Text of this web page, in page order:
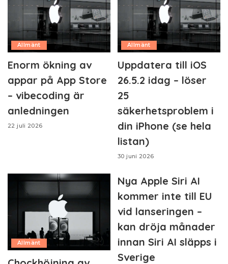
Allmänt
Enorm ökning av
appar på App Store
– vibecoding är
anledningen
22 juli 2026
Allmänt
Uppdatera till iOS
26.5.2 idag – löser
25
säkerhetsproblem i
din iPhone (se hela
listan)
30 juni 2026
Allmänt
Nya Apple Siri AI
kommer inte till EU
vid lanseringen –
kan dröja månader
innan Siri AI släpps i
Sverige